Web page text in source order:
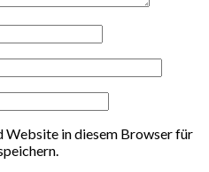
Website in diesem Browser für